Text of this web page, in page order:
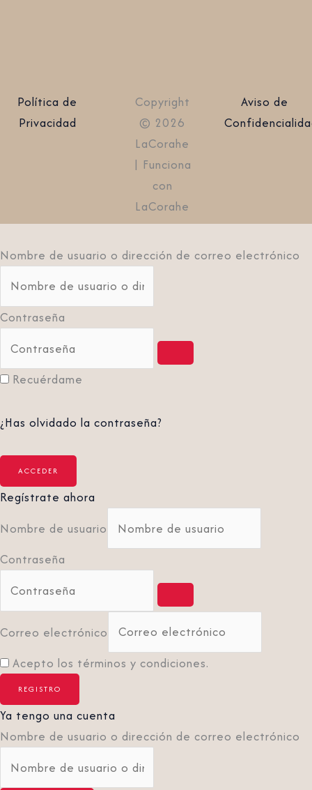
Política de
Privacidad
Copyright
© 2026
LaCorahe
| Funciona
con
LaCorahe
Aviso de
Nombre de usuario o dirección de correo electrónico
Contraseña
Recuérdame
¿Has olvidado la contraseña?
Regístrate ahora
Nombre de usuario
Contraseña
Correo electrónico
Acepto los términos y condiciones.
Ya tengo una cuenta
Nombre de usuario o dirección de correo electrónico